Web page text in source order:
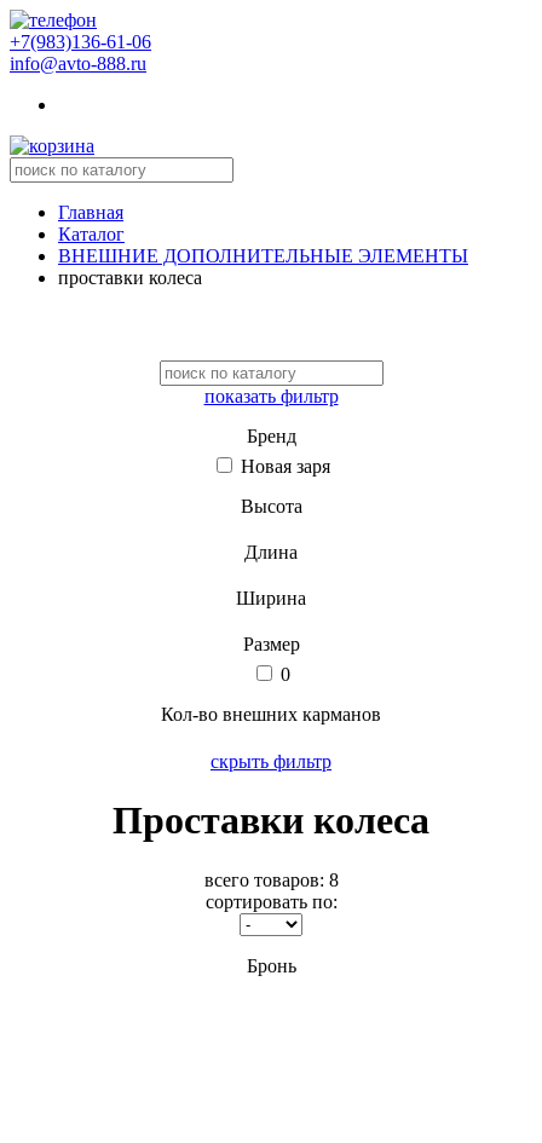
+7(983)136-61-06
info@avto-888.ru
Главная
Каталог
ВНЕШНИЕ ДОПОЛНИТЕЛЬНЫЕ ЭЛЕМЕНТЫ
проставки колеса
показать фильтр
Бренд
Новая заря
Высота
Длина
Ширина
Размер
0
Кол-во внешних карманов
скрыть фильтр
Проставки колеса
всего товаров: 8
сортировать по:
Бронь